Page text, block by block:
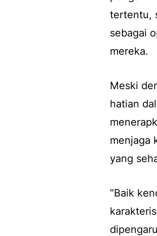
tertentu,
sebagai
mereka.
Meski
hatian
menjaga
yang
“Baik